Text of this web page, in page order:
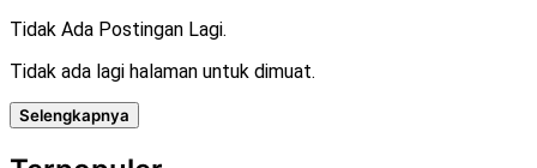
Tidak Ada Postingan Lagi.
Tidak ada lagi halaman untuk dimuat.
Selengkapnya